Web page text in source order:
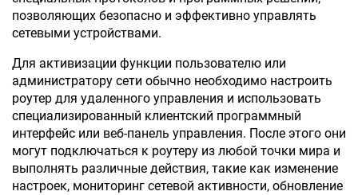
позволяющих безопасно и эффективно управлять
сетевыми устройствами.
Для активизации функции пользователю или
администратору сети обычно необходимо настроить
роутер для удаленного управления и использовать
специализированный клиентский программный
интерфейс или веб-панель управления. После этого они
могут подключаться к роутеру из любой точки мира и
выполнять различные действия, такие как изменение
настроек, мониторинг сетевой активности, обновление